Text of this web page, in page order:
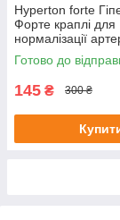
Hyperton forte
Форте краплі для
нормалізації
тиску 20 мл до 08/
Готово до
145 ₴ 300 ₴